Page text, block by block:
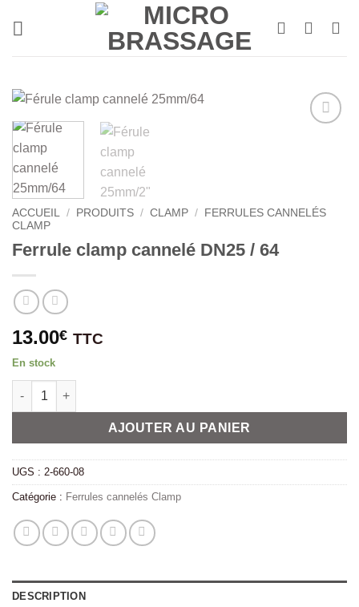
ACCUEIL / PRODUITS / CLAMP /
FERRULES CANNELÉS
CLAMP
Ferrule clamp cannelé DN25 / 64
13.00€ TTC
En stock
quantité de Ferrule clamp cannelé DN25 / 64
AJOUTER AU PANIER
Alternative:
UGS : 2-660-08
Catégorie : Ferrules cannelés Clamp
DESCRIPTION